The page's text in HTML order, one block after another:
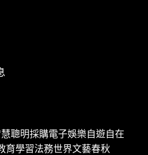
聰明採購電子娛樂自遊自在
育學習法務世界文藝春秋